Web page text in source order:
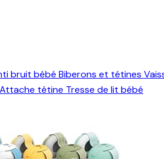
bruit bébé Biberons et tétines
Attache tétine Tresse de lit bébé